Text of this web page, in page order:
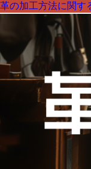
革製品の部品の呼び名・
革の加工方法に関す
革の加工方法に関す
革の加工方法に関す
革の加工方法に関す
革の加工方法に関す
革の加工方法に関す
革の加工方法に関す